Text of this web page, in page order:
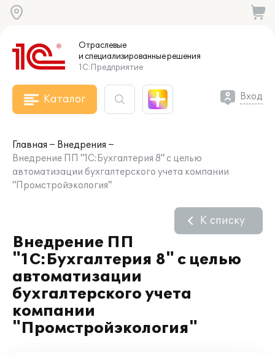
Отраслевые
и специализированныерешения
1С:Предприятие
Каталог Вход
Главная
Внедрения
Внедрение ПП "1С:Бухгалтерия 8" с целью
автоматизации бухгалтерского учета компании
"Промстройэкология"
Внедрение ПП
"1С:Бухгалтерия 8" с целью
автоматизации
бухгалтерского учета
компании
"Промстройэкология"
К списку